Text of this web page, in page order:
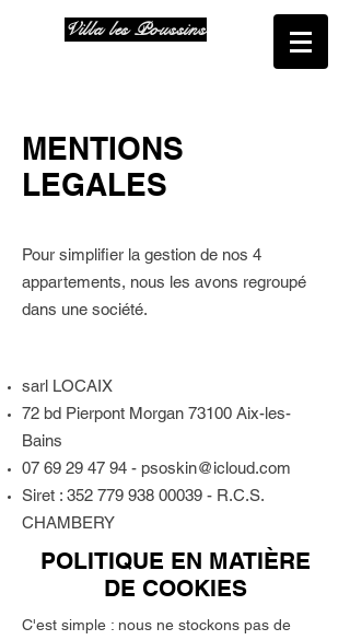
Villa les Poussins
MENTIONS
LEGALES
Pour simplifier la gestion de nos 4
appartements, nous les avons regroupé
dans une société.
sarl LOCAIX
72 bd Pierpont Morgan 73100 Aix-les-
Bains
07 69 29 47 94 - psoskin@icloud.com
Siret : 352 779 938 00039 - R.C.S.
CHAMBERY
POLITIQUE EN MATIÈRE
DE COOKIES
C'est simple : nous ne stockons pas de